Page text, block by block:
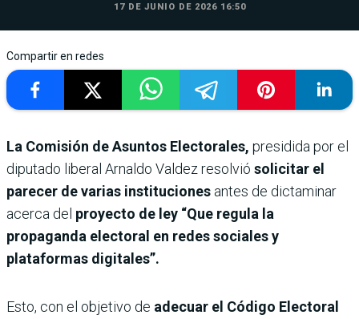
17 DE JUNIO DE 2026 16:50
Compartir en redes
La Comisión de Asuntos Electorales, presidida por el
diputado liberal Arnaldo Valdez resolvió solicitar el
parecer de varias instituciones antes de dictaminar
acerca del proyecto de ley “Que regula la
propaganda electoral en redes sociales y
plataformas digitales”.
Esto, con el objetivo de adecuar el Código Electoral